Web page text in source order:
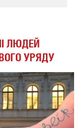
ЛЮДЕЙ
УРЯДУ